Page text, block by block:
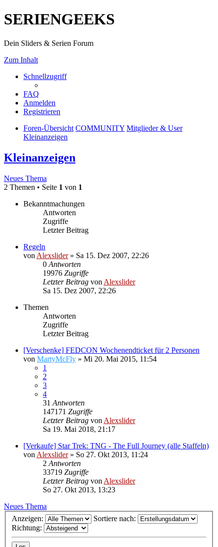
SERIENGEEKS
Dein Sliders & Serien Forum
Zum Inhalt
Schnellzugriff
FAQ
Anmelden
Registrieren
Foren-Übersicht COMMUNITY Mitglieder & User
Kleinanzeigen
Kleinanzeigen
Neues Thema
2 Themen • Seite 1 von 1
Bekanntmachungen
Antworten
Zugriffe
Letzter Beitrag
Regeln
von Alexslider» Sa 15. Dez 2007, 22:26
0 Antworten
19976 Zugriffe
Letzter Beitrag von Alexslider
Sa 15. Dez 2007, 22:26
Themen
Antworten
Zugriffe
Letzter Beitrag
[Verschenke] FEDCON Wochenendticket für 2 Personen
von MartyMcFly » Mi 20. Mai 2015, 11:54
1
2
3
4
31 Antworten
147171 Zugriffe
Letzter Beitrag von Alexslider
Sa 19. Mai 2018, 21:17
[Verkaufe] Star Trek: TNG - The Full Journey (alle Staffeln)
von Alexslider» So 27. Okt 2013, 11:24
2 Antworten
33719 Zugriffe
Letzter Beitrag von Alexslider
So 27. Okt 2013, 13:23
Neues Thema
Anzeigen:
Sortiere nach:
Richtung: